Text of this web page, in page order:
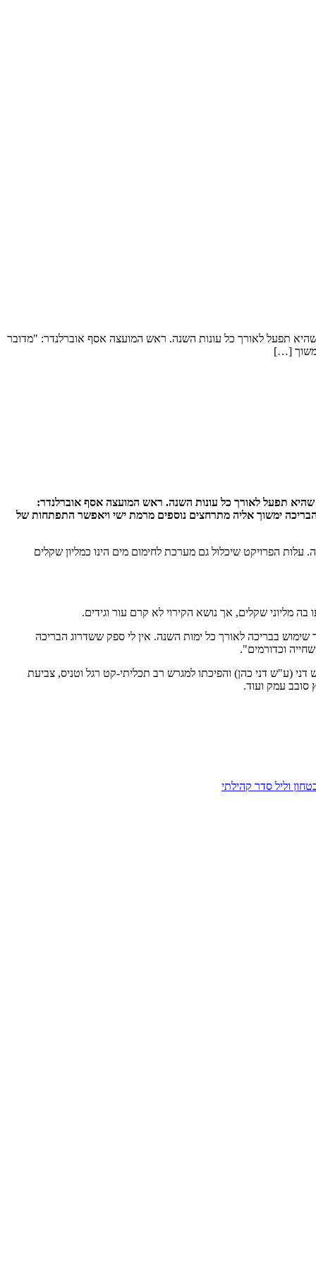
תפעל לאורך כל עונות השנה. ראש המועצה אסף אוברלנדר: "מדובר
[…]
שהיא תפעל לאורך כל עונות השנה. ראש המועצה אסף אוברלנדר:
ימשוך אליה מתרחצים נוספים מרמת ישי ויאפשר התפתחות של
הפרויקט שיכלול גם מערכת לחימום מים הינו כמליון שקלים
מליוני שקלים, אך נושא הקירוי לא קרם עור וגידים.
בבריכה לאורך כל ימות השנה. אין לי ספק ששדרוג הבריכה
וכדורמים".
(ע"ש דני כהן) והפיכתו למגרש רב תכליתי-קט רגל וטניס, צביעת
סובב עמק ועוד.
וליל סדר קהילתי